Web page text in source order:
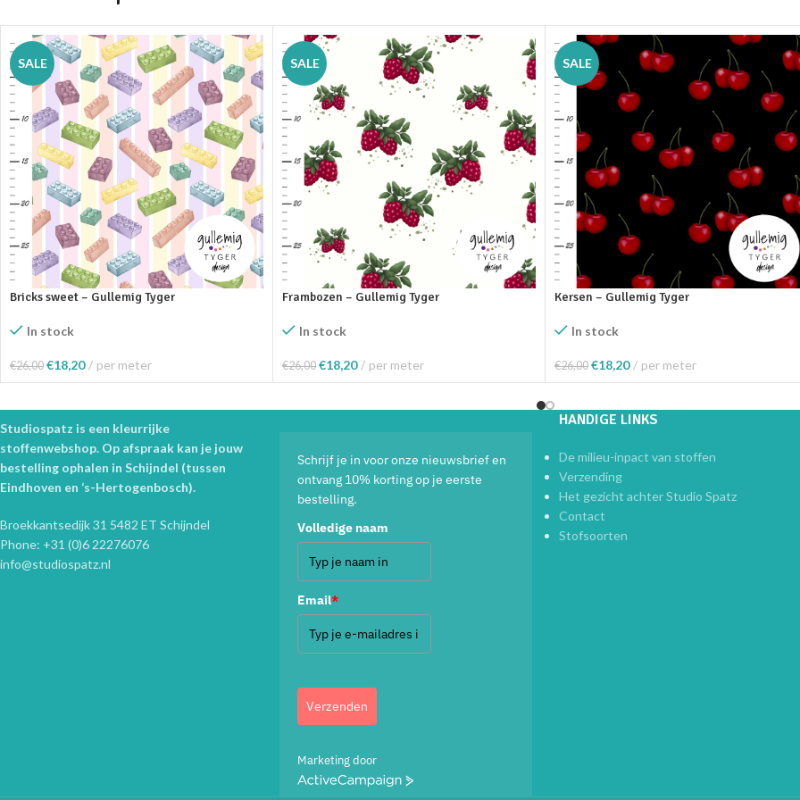
SALE
Bricks sweet – Gullemig Tyger
In stock
€26,00 €18,20 per meter
Toevoegen Aan Winkelwagen
SALE
Frambozen – Gullemig Tyger
In stock
€26,00 €18,20 per meter
Toevoegen Aan Winkelwagen
SALE
Kersen – Gullemig Tyger
In stock
€26,00 €18,20 per meter
Toevoegen Aan Winkelwagen
Studiospatz is een kleurrijke
stoffenwebshop. Op afspraak kan je jouw
bestelling ophalen in Schijndel (tussen
Eindhoven en ‘s-Hertogenbosch).
Broekkantsedijk 31 5482 ET Schijndel
Phone: +31 (0)6 22276076
info@studiospatz.nl
Schrijf je in voor onze nieuwsbrief en
ontvang 10% korting op je eerste
bestelling.
Volledige naam
Email*
Verzenden
Marketing door
ActiveCampaign
HANDIGE LINKS
De milieu-inpact van stoffen
Verzending
Het gezicht achter Studio Spatz
Contact
Stofsoorten